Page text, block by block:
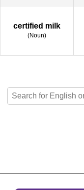
certified milk
(Noun)